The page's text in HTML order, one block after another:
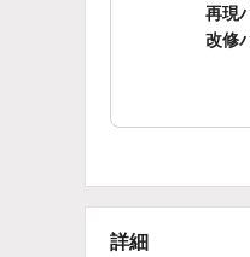
再現
改修
詳細